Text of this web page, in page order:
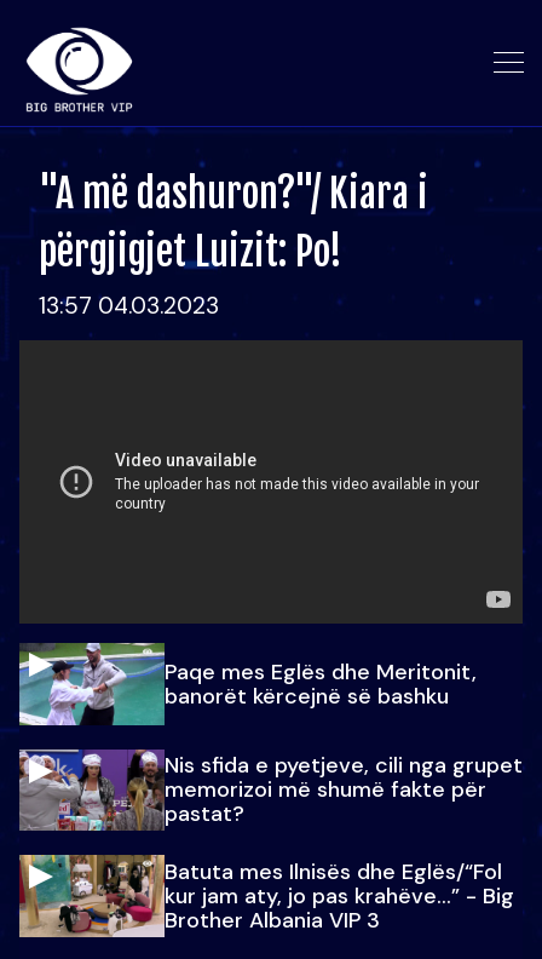
"A më dashuron?"/ Kiara i
përgjigjet Luizit: Po!
13:57 04.03.2023
Paqe mes Eglës dhe Meritonit,
banorët kërcejnë së bashku
Nis sfida e pyetjeve, cili nga grupet
memorizoi më shumë fakte për
pastat?
Batuta mes Ilnisës dhe Eglës/“Fol
kur jam aty, jo pas krahëve…” - Big
Brother Albania VIP 3